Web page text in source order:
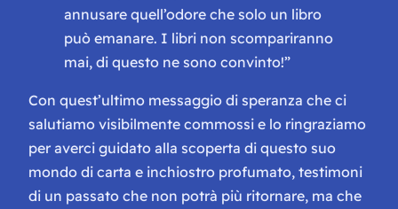
annusare quell’odore che solo un libro
può emanare. I libri non scompariranno
mai, di questo ne sono convinto!”
Con quest’ultimo messaggio di speranza che ci
salutiamo visibilmente commossi e lo ringraziamo
per averci guidato alla scoperta di questo suo
mondo di carta e inchiostro profumato, testimoni
di un passato che non potrà più ritornare, ma che